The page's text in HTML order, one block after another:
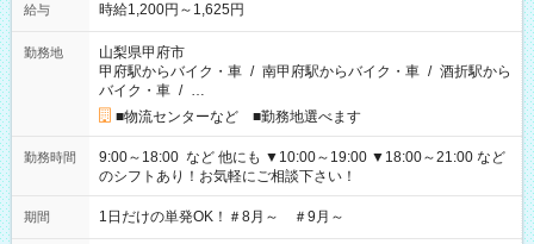
給与 時給1,200円～1,625円
勤務地
山梨県甲府市
甲府駅からバイク・車 / 南甲府駅からバイク・車 / 酒折駅から
バイク・車 / …
■物流センターなど ■勤務地選べます
勤務時間
9:00～18:00 など 他にも ▼10:00～19:00 ▼18:00～21:00 など
のシフトあり！お気軽にご相談下さい！
期間 1日だけの単発OK！＃8月～ ＃9月～